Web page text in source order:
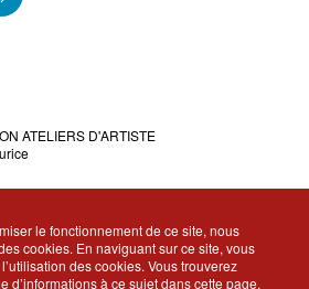
le fonctionnement de ce site, nous
cookies. En naviguant sur ce site, vous
des cookies. Vous trouverez
d’informations à ce sujet dans cette page.
ATELIERS D'ARTISTE
· RéalisationDidWeDo